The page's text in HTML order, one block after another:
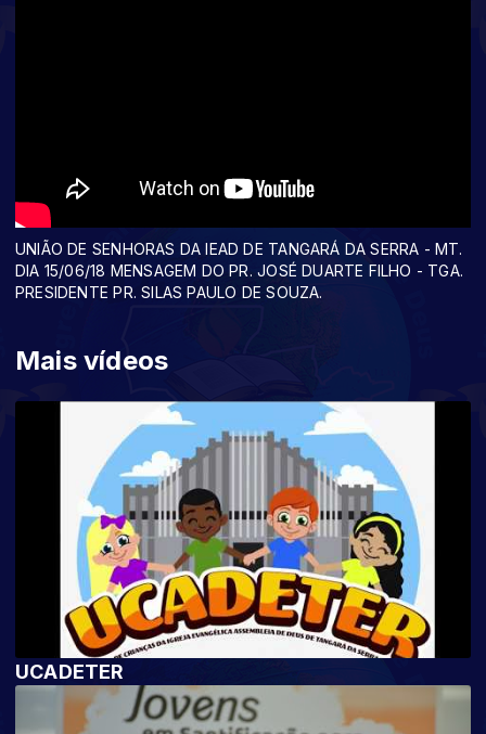
Mais vídeos
UCADETER
UNIÃO DE SENHORAS DA IEAD DE TANGARÁ DA SERRA - MT.
DIA 15/06/18 MENSAGEM DO PR. JOSÉ DUARTE FILHO - TGA.
PRESIDENTE PR. SILAS PAULO DE SOUZA.